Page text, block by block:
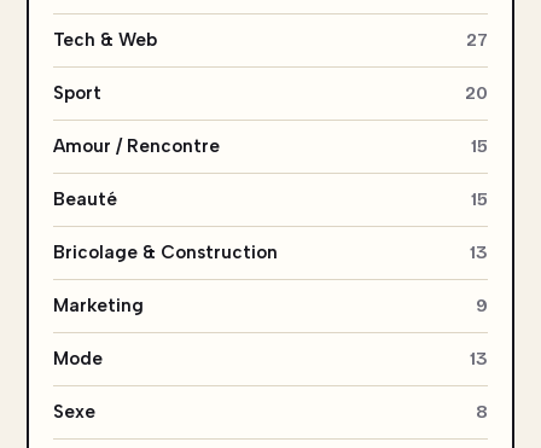
Tech & Web 27
Sport 20
Amour / Rencontre 15
Beauté 15
Bricolage & Construction 13
Marketing 9
Mode 13
Sexe 8